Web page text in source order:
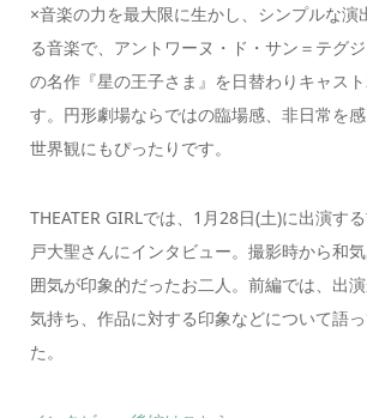
×音楽の力を最大限に生かし、シンプルな演
る音楽で、アントワーヌ・ド・サン＝テグ
の名作『星の王子さま』を日替わりキャス
す。円形劇場ならではの臨場感、非日常を
世界観にもぴったりです。
THEATER GIRLでは、1月28日(土)に出演す
戸大聖さんにインタビュー。撮影時から和
囲気が印象的だったお二人。前編では、出
気持ち、作品に対する印象などについて語
た。